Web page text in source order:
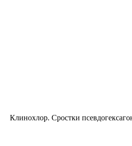
Клинохлор. Сростки